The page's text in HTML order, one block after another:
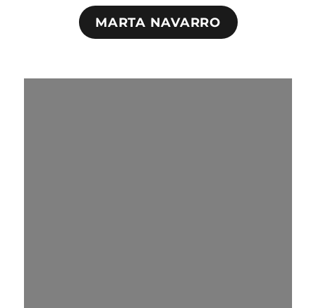
MARTA NAVARRO